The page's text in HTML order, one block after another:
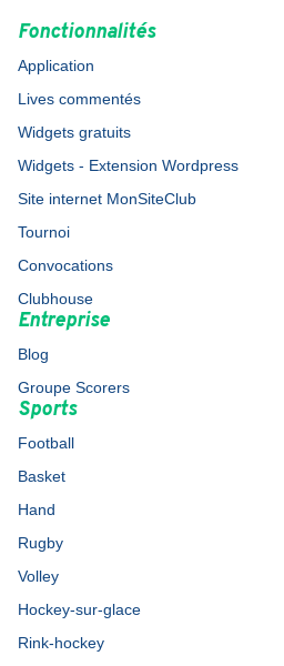
Fonctionnalités
Application
Lives commentés
Widgets gratuits
Widgets - Extension Wordpress
Site internet MonSiteClub
Tournoi
Convocations
Clubhouse
Entreprise
Blog
Groupe Scorers
Sports
Football
Basket
Hand
Rugby
Volley
Hockey-sur-glace
Rink-hockey